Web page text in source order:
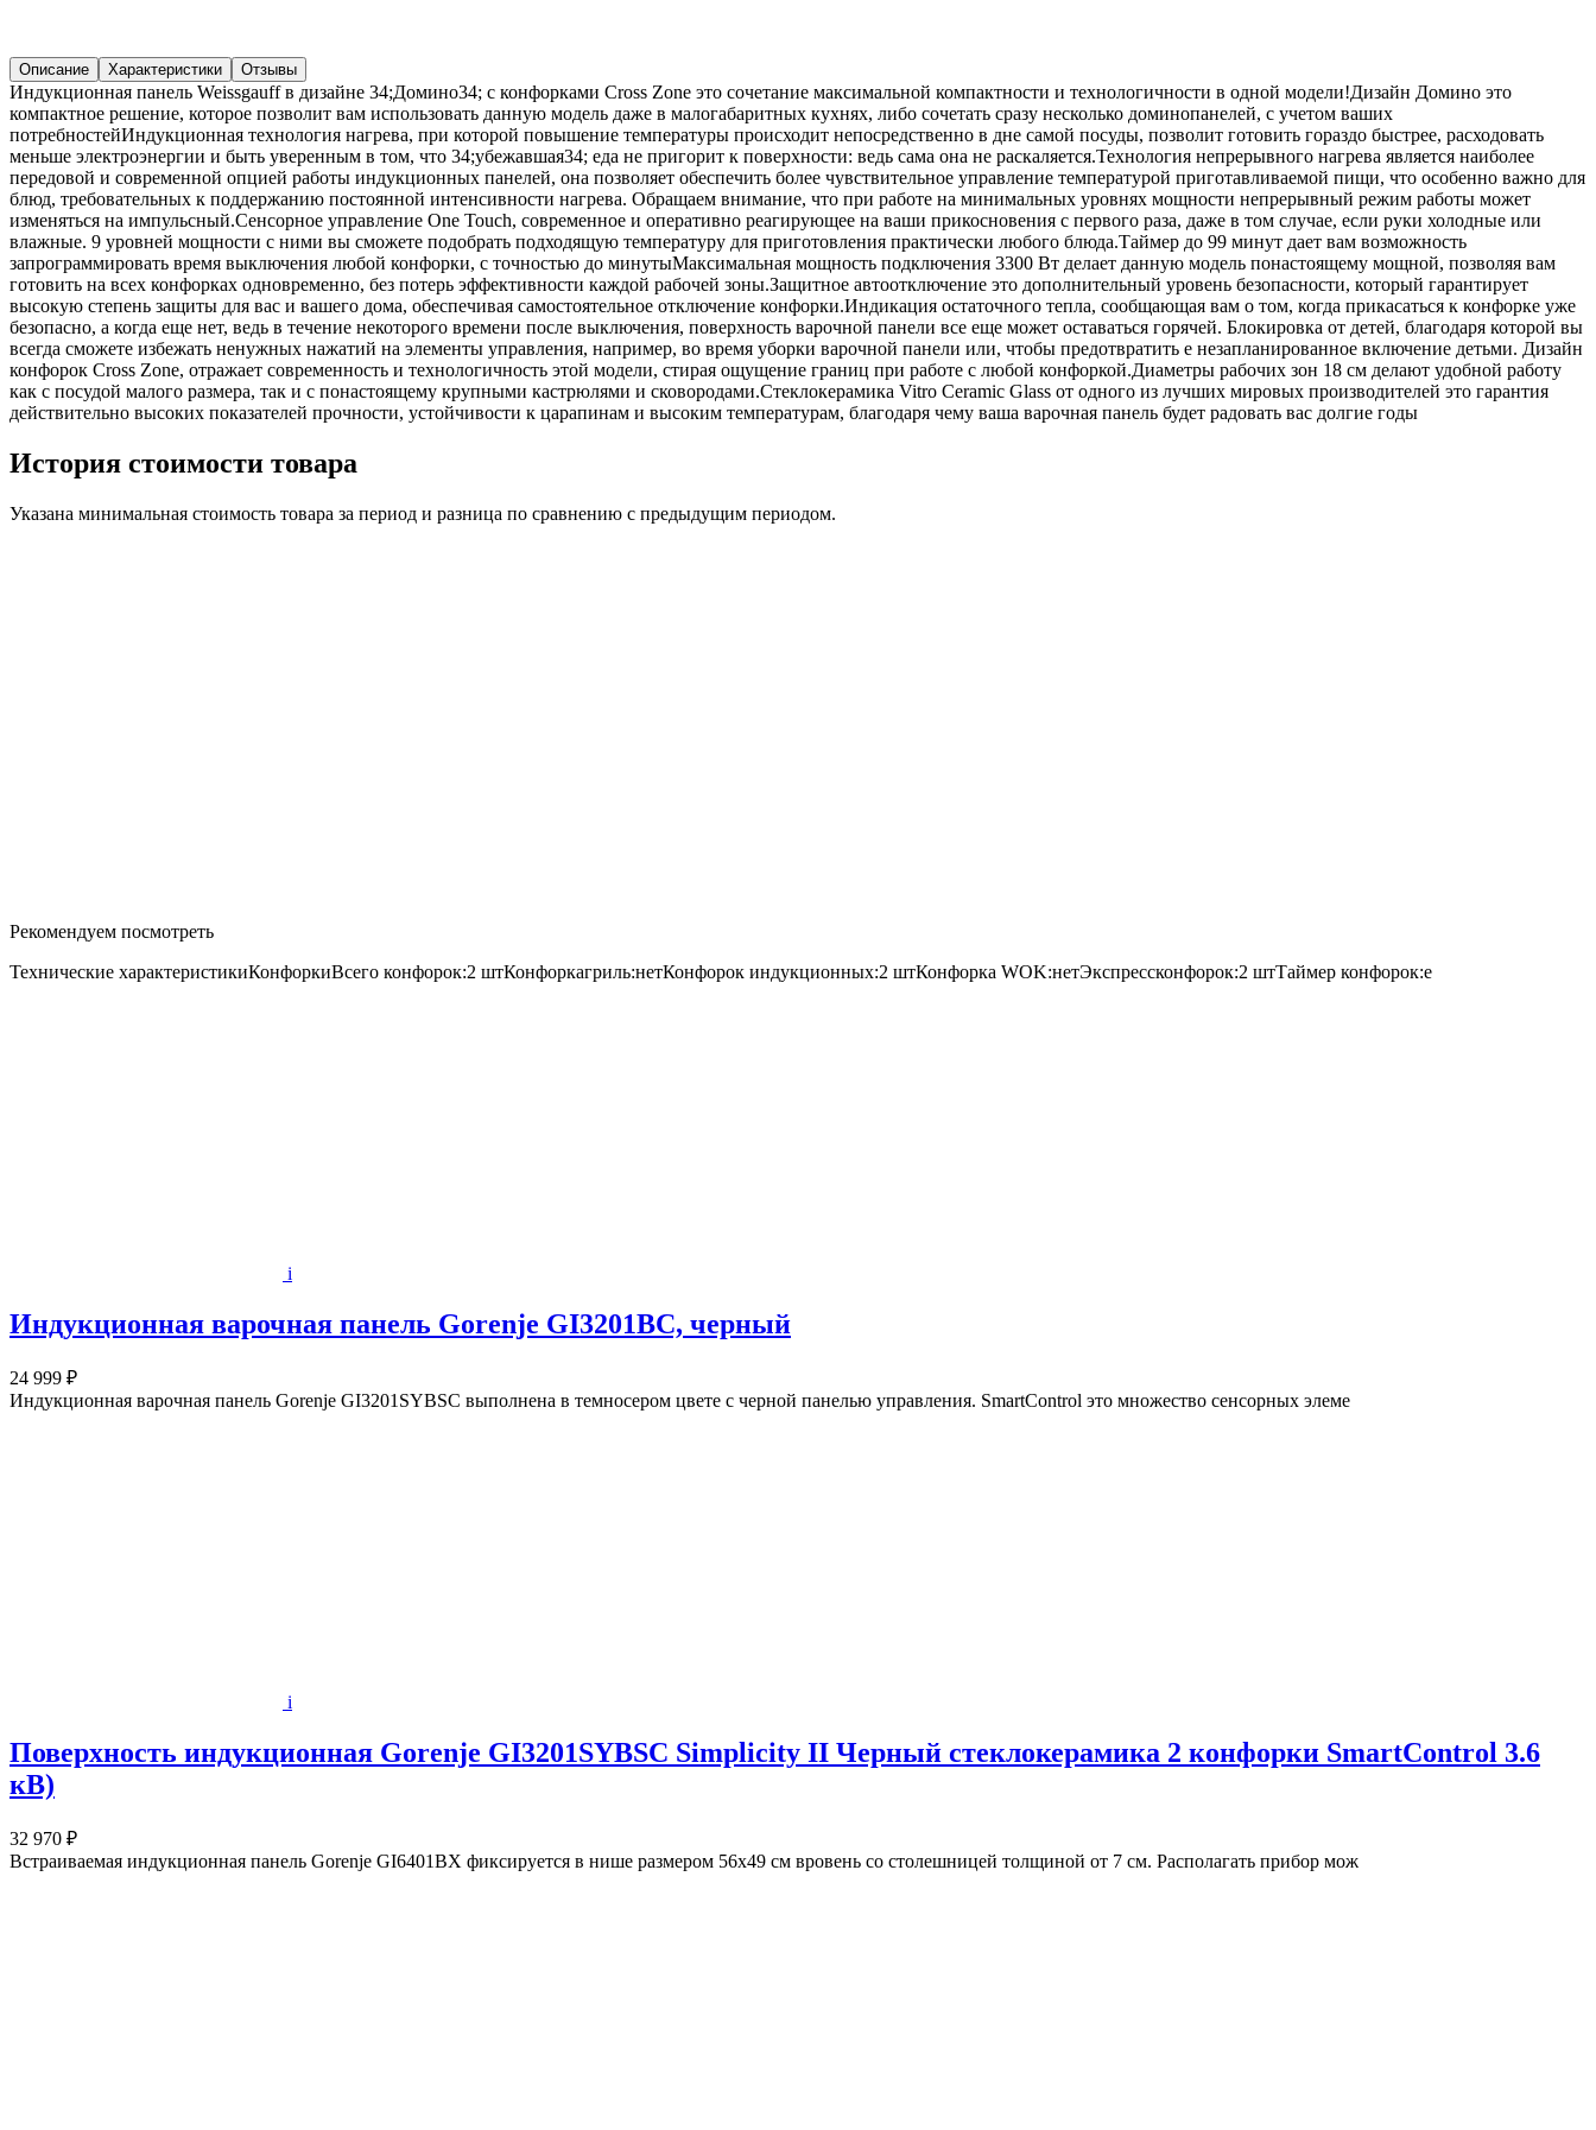
Описание Характеристики Отзывы
Индукционная панель Weissgauff в дизайне 34;Домино34; с конфорками Cross Zone это сочетание максимальной компактности и технологичности в одной модели!Дизайн Домино это
компактное решение, которое позволит вам использовать данную модель даже в малогабаритных кухнях, либо сочетать сразу несколько доминопанелей, с учетом ваших
потребностейИндукционная технология нагрева, при которой повышение температуры происходит непосредственно в дне самой посуды, позволит готовить гораздо быстрее, расходовать
меньше электроэнергии и быть уверенным в том, что 34;убежавшая34; еда не пригорит к поверхности: ведь сама она не раскаляется.Технология непрерывного нагрева является наиболее
передовой и современной опцией работы индукционных панелей, она позволяет обеспечить более чувствительное управление температурой приготавливаемой пищи, что особенно важно для
блюд, требовательных к поддержанию постоянной интенсивности нагрева. Обращаем внимание, что при работе на минимальных уровнях мощности непрерывный режим работы может
изменяться на импульсный.Сенсорное управление One Touch, современное и оперативно реагирующее на ваши прикосновения с первого раза, даже в том случае, если руки холодные или
влажные. 9 уровней мощности с ними вы сможете подобрать подходящую температуру для приготовления практически любого блюда.Таймер до 99 минут дает вам возможность
запрограммировать время выключения любой конфорки, с точностью до минутыМаксимальная мощность подключения 3300 Вт делает данную модель понастоящему мощной, позволяя вам
готовить на всех конфорках одновременно, без потерь эффективности каждой рабочей зоны.Защитное автоотключение это дополнительный уровень безопасности, который гарантирует
высокую степень защиты для вас и вашего дома, обеспечивая самостоятельное отключение конфорки.Индикация остаточного тепла, сообщающая вам о том, когда прикасаться к конфорке уже
безопасно, а когда еще нет, ведь в течение некоторого времени после выключения, поверхность варочной панели все еще может оставаться горячей. Блокировка от детей, благодаря которой вы
всегда сможете избежать ненужных нажатий на элементы управления, например, во время уборки варочной панели или, чтобы предотвратить е незапланированное включение детьми. Дизайн
конфорок Cross Zone, отражает современность и технологичность этой модели, стирая ощущение границ при работе с любой конфоркой.Диаметры рабочих зон 18 см делают удобной работу
как с посудой малого размера, так и с понастоящему крупными кастрюлями и сковородами.Стеклокерамика Vitro Ceramic Glass от одного из лучших мировых производителей это гарантия
действительно высоких показателей прочности, устойчивости к царапинам и высоким температурам, благодаря чему ваша варочная панель будет радовать вас долгие годы
История стоимости товара
Указана минимальная стоимость товара за период и разница по сравнению с предыдущим периодом.
Рекомендуем посмотреть
Технические характеристикиКонфоркиВсего конфорок:2 штКонфоркагриль:нетКонфорок индукционных:2 штКонфорка WOK:нетЭкспрессконфорок:2 штТаймер конфорок:е
i
Индукционная варочная панель Gorenje GI3201BC, черный
24 999 ₽
Индукционная варочная панель Gorenje GI3201SYBSC выполнена в темносером цвете с черной панелью управления. SmartControl это множество сенсорных элеме
i
Поверхность индукционная Gorenje GI3201SYBSC Simplicity II Черный стеклокерамика 2 конфорки SmartControl 3.6
кВ)
32 970 ₽
Встраиваемая индукционная панель Gorenje GI6401BX фиксируется в нише размером 56х49 см вровень со столешницей толщиной от 7 см. Располагать прибор мож